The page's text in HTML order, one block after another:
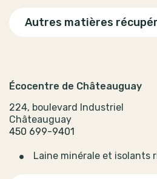
Autres matières
Écocentre de Châteauguay
224, boulevard Industriel
Châteauguay
450 699-9401
Laine minérale et isolants